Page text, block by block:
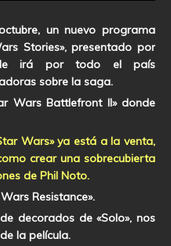
un nuevo programa
Stories», presentado por
irá por todo el país
sobre la saga.
Wars Battlefront II» donde
Wars» ya está a la venta,
crear una sobrecubierta
de Phil Noto.
Resistance».
decorados de «Solo», nos
la película.